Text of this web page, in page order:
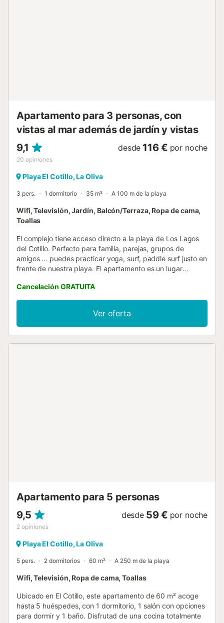
Apartamento para 3 personas, con
vistas al mar además de jardín y vistas
9,1
20 opiniones
desde 116 € por noche
Playa El Cotillo, La Oliva
3 pers. 1 dormitorio 35 m² A 100 m de la playa
Wifi, Televisión, Jardín, Balcón/Terraza, Ropa de cama,
Toallas
El complejo tiene acceso directo a la playa de Los Lagos
del Cotillo. Perfecto para familia, parejas, grupos de
amigos ... puedes practicar yoga, surf, paddle surf justo en
frente de nuestra playa. El apartamento es un lugar
para disfrutar de los espectaculares atardeceres que la
naturaleza nos regala cada tarde. El apartamento está
ubicado en un complejo que tiene acceso directo a la
playa de Los Lagos, un entorno privilegiado para
desconectar del ajetreo y bullicio de la ciudad. El buen
Cancelación GRATUITA
Ver oferta
Apartamento para 5 personas
9,5
2 opiniones
desde 59 € por noche
Playa El Cotillo, La Oliva
5 pers. 2 dormitorios 60 m² A 250 m de la playa
Wifi, Televisión, Ropa de cama, Toallas
Ubicado en El Cotillo, este apartamento de 60 m² acoge
hasta 5 huéspedes, con 1 dormitorio, 1 salón con opciones
para dormir y 1 baño. Disfrutad de una cocina totalmente